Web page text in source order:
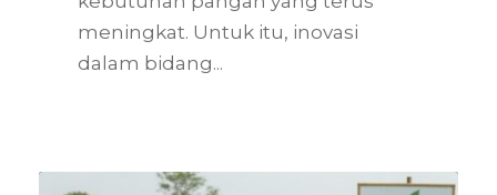
meningkat. Untuk itu, inovasi
dalam bidang...